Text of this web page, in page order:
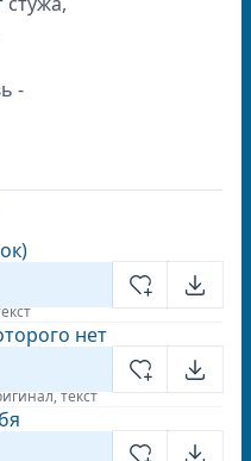
-
нет
текст